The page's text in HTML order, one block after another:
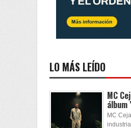
LO MÁS LEÍDO
MC
álbum
MC